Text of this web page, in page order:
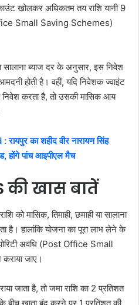
खोलकर अधिकतम तय राशि यानी 9
Small Saving Schemes)
सालाना ब्याज दर के अनुसार, इस निवेश
होती है। वहीं, यदि निवेशक ज्वाइंट
करता है, तो उसकी मासिक आय
का शहीद वीर नारायण सिंह
होंगे पांच आइपीएल मैच
की खास बातें
को मासिक, तिमाही, छमाही या सालाना
है। हालांकि योजना का पूरा लाभ लेने के
अवधि (Post Office Small
जाए।
जाता है, तो जमा राशि का 2 प्रतिशत